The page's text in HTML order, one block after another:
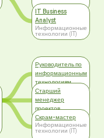
IT Business
Analyst
Информационные
технологии (IT)
Руководитель по
информационным
технологиям
Mенеджмент
Старший
менеджер
проектов
Mенеджмент
Скрам-мастер
Информационные
технологии (IT)